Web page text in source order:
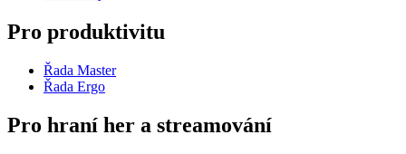
Pro produktivitu
Řada Master
Řada Ergo
Pro hraní her a streamování